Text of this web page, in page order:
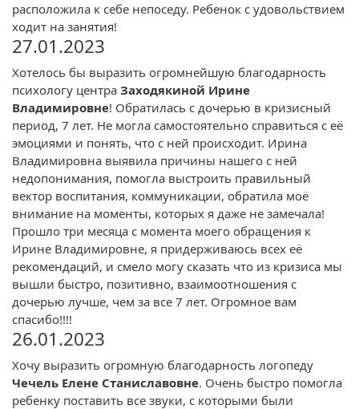
расположила к себе непоседу. Ребенок с удовольствием
ходит на занятия!
27.01.2023
Хотелось бы выразить огромнейшую благодарность
психологу центра Заходякиной Ирине
Владимировне! Обратилась с дочерью в кризисный
период, 7 лет. Не могла самостоятельно справиться с её
эмоциями и понять, что с ней происходит. Ирина
Владимировна выявила причины нашего с ней
недопонимания, помогла выстроить правильный
вектор воспитания, коммуникации, обратила моё
внимание на моменты, которых я даже не замечала!
Прошло три месяца с момента моего обращения к
Ирине Владимировне, я придерживаюсь всех её
рекомендаций, и смело могу сказать что из кризиса мы
вышли быстро, позитивно, взаимоотношения с
дочерью лучше, чем за все 7 лет. Огромное вам
спасибо!!!!
26.01.2023
Хочу выразить огромную благодарность логопеду
Чечель Елене Станиславовне. Очень быстро помогла
ребенку поставить все звуки, с которыми были